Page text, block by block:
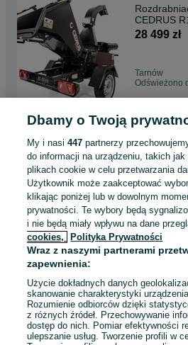
CEDRUS
lekka A/A z
28 499 zł
Tarnów
Odświeżono
GRASS
196cm3
bębnowy
3 299 zł
Tarnów
01 sierpnia
Kosiarka
pchania
Tarnów
01 sierpnia
Dbamy o Twoją
My i nasi447 partnerzy
do informacji na urządzeniu, takich
plikach cookie w celu przetwarzania
Użytkownik może zaakceptować
klikając poniżej lub w dowolnym
prywatności. Te wybory będą
i nie będą miały wpływu na dane
cookies,
Polityka Prywatności
Wraz z naszymi partnerami
zapewnienia:
Użycie dokładnych danych
skanowanie charakterystyki
Rozumienie odbiorców dzięki
z różnych źródeł. Przechowywanie
dostęp do nich. Pomiar efektywności
ulepszanie usług. Tworzenie profili w